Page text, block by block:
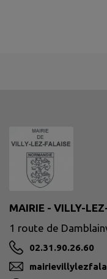
MAIRIE - VILLY-
1 route de
02.31.90.26.60